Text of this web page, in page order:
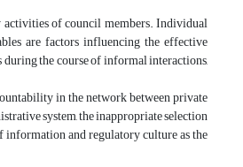
of council members. Individual
are factors influencing the effective
the course of informal interactions,
in the network between private
system, the inappropriate selection
information and regulatory culture as the